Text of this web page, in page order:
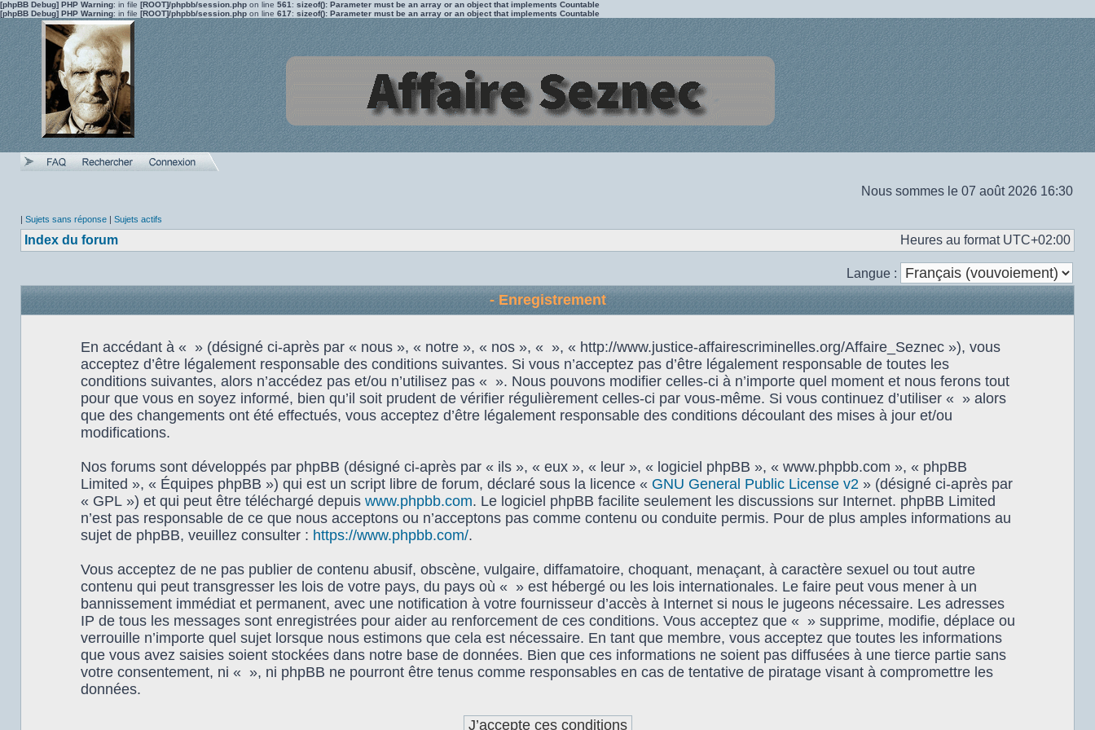
[phpBB Debug] PHP Warning: in file [ROOT]/phpbb/session.php on line 561 : sizeof(): Parameter must be an array or an object that implements Countable
[phpBB Debug] PHP Warning: in file [ROOT]/phpbb/session.php on line 617: sizeof(): Parameter must be an array or an object that implements Countable
Nous sommes le 07 août 2026 16:30
| Sujets sans réponse | Sujets actifs
Index du forum Heures au format UTC+02:00
Langue :
- Enregistrement
En accédant à « » (désigné ci-après par « nous », « notre », « nos », « », « http://www.justice-affairescriminelles.org/Affaire_Seznec »), vous
acceptez d’être légalement responsable des conditions suivantes. Si vous n’acceptez pas d’être légalement responsable de toutes les
conditions suivantes, alors n’accédez pas et/ou n’utilisez pas « ». Nous pouvons modifier celles-ci à n’importe quel moment et nous ferons tout
pour que vous en soyez informé, bien qu’il soit prudent de vérifier régulièrement celles-ci par vous-même. Si vous continuez d’utiliser « » alors
que des changements ont été effectués, vous acceptez d’être légalement responsable des conditions découlant des mises à jour et/ou
modifications.
Nos forums sont développés par phpBB (désigné ci-après par « ils », « eux », « leur », « logiciel phpBB », « www.phpbb.com », « phpBB
Limited », « Équipes phpBB ») qui est un script libre de forum, déclaré sous la licence « GNU General Public License v2» (désigné ci-après par
« GPL ») et qui peut être téléchargé depuis www.phpbb.com. Le logiciel phpBB facilite seulement les discussions sur Internet. phpBB Limited
n’est pas responsable de ce que nous acceptons ou n’acceptons pas comme contenu ou conduite permis. Pour de plus amples informations au
sujet de phpBB, veuillez consulter : https://www.phpbb.com/.
Vous acceptez de ne pas publier de contenu abusif, obscène, vulgaire, diffamatoire, choquant, menaçant, à caractère sexuel ou tout autre
contenu qui peut transgresser les lois de votre pays, du pays où « » est hébergé ou les lois internationales. Le faire peut vous mener à un
bannissement immédiat et permanent, avec une notification à votre fournisseur d’accès à Internet si nous le jugeons nécessaire. Les adresses
IP de tous les messages sont enregistrées pour aider au renforcement de ces conditions. Vous acceptez que « » supprime, modifie, déplace ou
verrouille n’importe quel sujet lorsque nous estimons que cela est nécessaire. En tant que membre, vous acceptez que toutes les informations
que vous avez saisies soient stockées dans notre base de données. Bien que ces informations ne soient pas diffusées à une tierce partie sans
votre consentement, ni « », ni phpBB ne pourront être tenus comme responsables en cas de tentative de piratage visant à compromettre les
données.